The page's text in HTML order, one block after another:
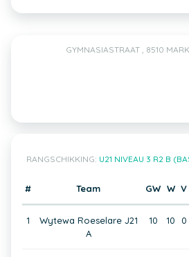
GYMNASIASTRAAT , 8510
RANGSCHIKKING: U21 NIVEAU 3 R2 B
# Team GW W V
1
Wytewa Roeselare J21
A
10 10 0